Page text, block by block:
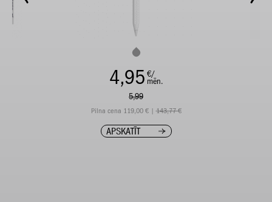
4,95 €/
mēn.
5,99
Pilna cena 119,00 € |143,77 €
APSKATĪT